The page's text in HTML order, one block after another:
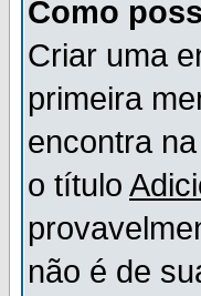
Como
Criar uma
primeira
encontra
o título
não é de